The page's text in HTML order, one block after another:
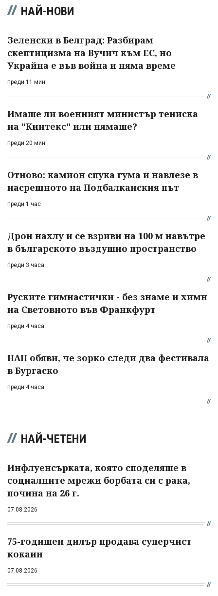
НАЙ-НОВИ
Зеленски в Белград: Разбирам
скептицизма на Вучич към ЕС, но
Украйна е във война и няма време
преди 11 мин
Имаше ли военният министър тениска
на "Кинтекс" или нямаше?
преди 20 мин
Отново: камион спука гума и навлезе в
насрещното на Подбалканския път
преди 1 час
Дрон нахлу и се взриви на 100 м навътре
в българското въздушно пространство
преди 3 часа
Руските гимнастички - без знаме и химн
на Световното във Франкфурт
преди 4 часа
НАП обяви, че зорко следи два фестивала
в Бургаско
преди 4 часа
НАЙ-ЧЕТЕНИ
Инфлуенсърката, която споделяше в
социалните мрежи борбата си с рака,
почина на 26 г.
07.08.2026
75-годишен дилър продава суперчист
кокаин
07.08.2026